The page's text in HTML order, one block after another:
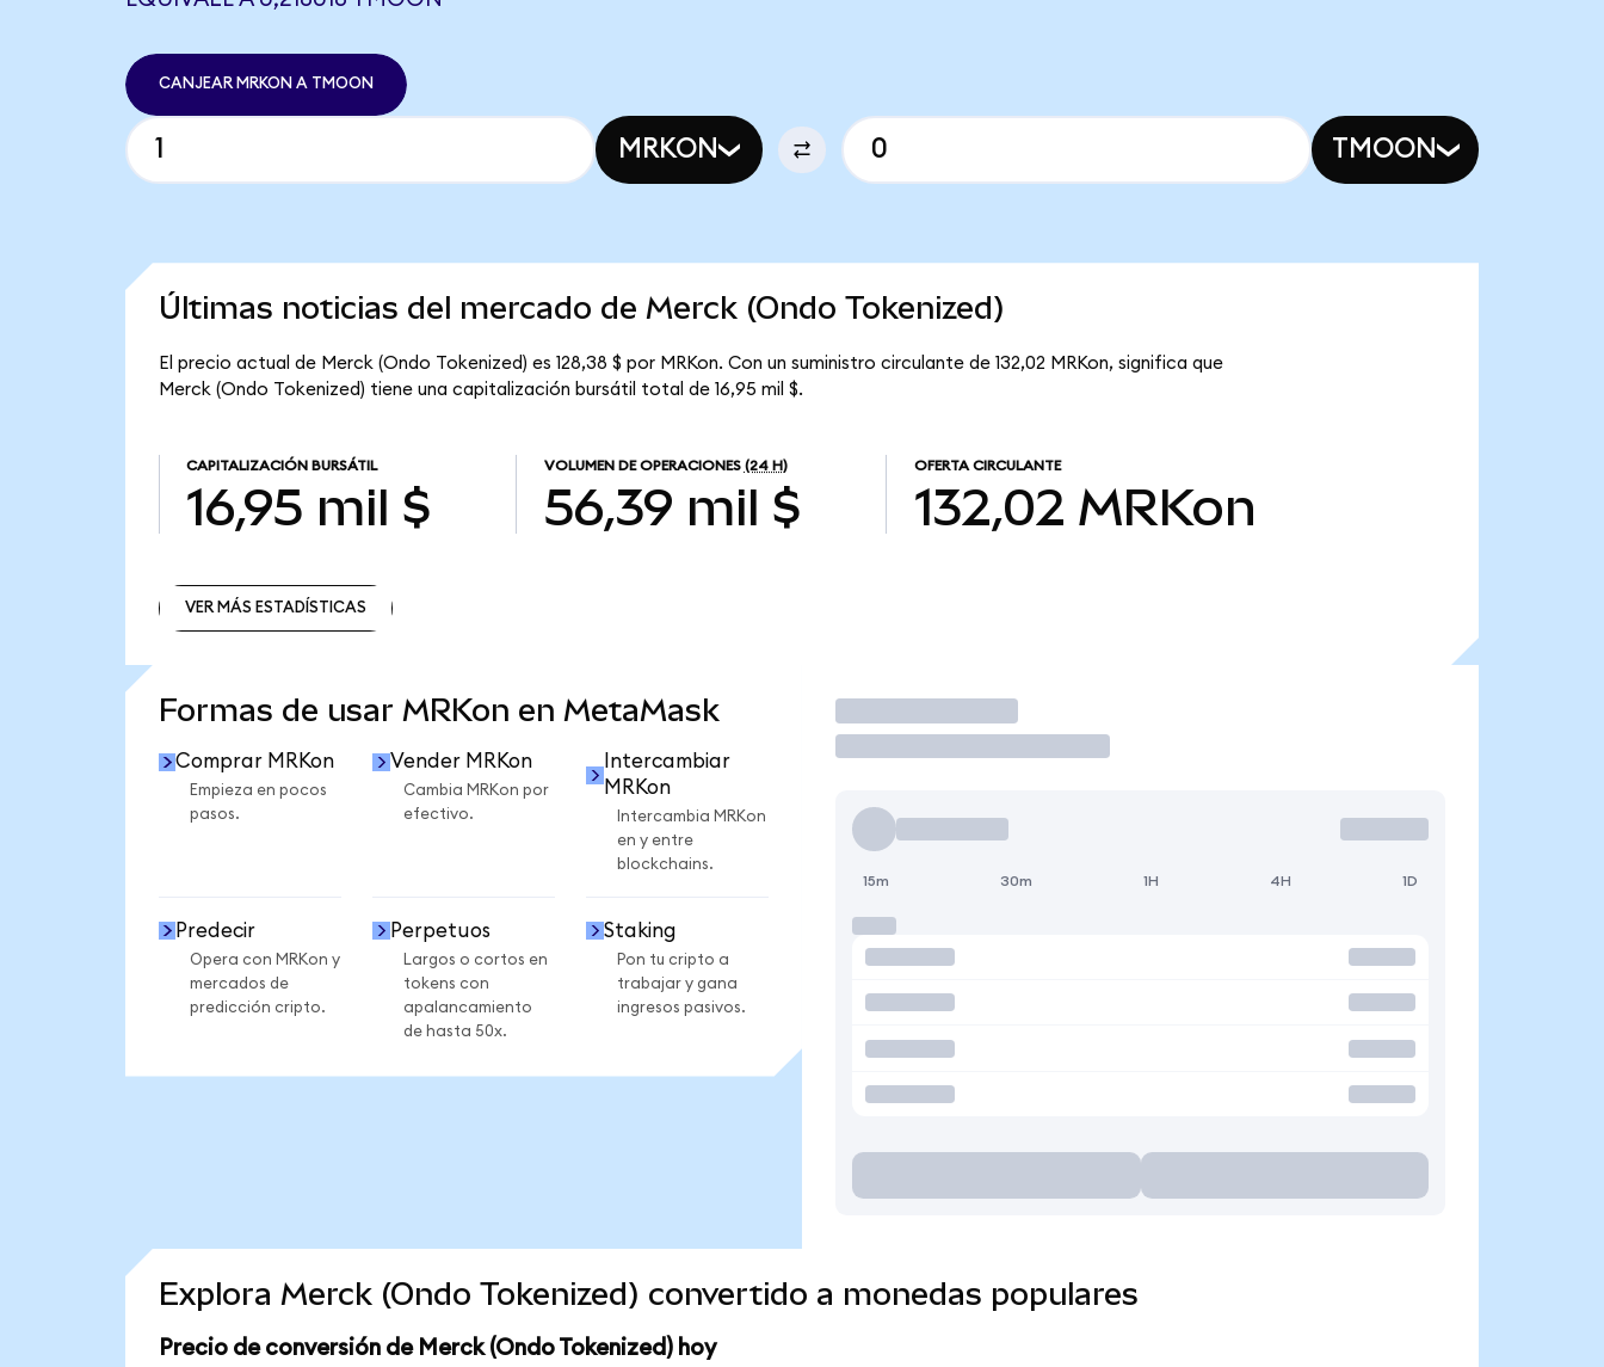
CANJEAR MRKON A TMOON
MRKON TMOON
Últimas noticias del mercado de Merck (Ondo Tokenized)
El precio actual de Merck (Ondo Tokenized) es 128,38 $ por MRKon. Con un suministro circulante de 132,02 MRKon, significa que
Merck (Ondo Tokenized) tiene una capitalización bursátil total de 16,95 mil $.
CAPITALIZACIÓN BURSÁTIL
16,95 mil $
VOLUMEN DE OPERACIONES (24 H)
56,39 mil $
OFERTA CIRCULANTE
132,02 MRKon
VER MÁS ESTADÍSTICAS
Formas de usar MRKon en MetaMask
Comprar MRKon
Empieza en pocos
pasos.
Vender MRKon
Cambia MRKon por
efectivo.
Intercambiar
MRKon
Intercambia MRKon
en y entre
blockchains.
Predecir
Opera con MRKon y
mercados de
predicción cripto.
Perpetuos
Largos o cortos en
tokens con
apalancamiento
de hasta 50x.
Staking
Pon tu cripto a
trabajar y gana
ingresos pasivos.
Operar
15m 30m 1H 4H 1D
Explora Merck (Ondo Tokenized) convertido a monedas populares
Precio de conversión de Merck (Ondo Tokenized) hoy